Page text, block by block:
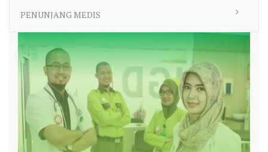
PENUNJANG MEDIS